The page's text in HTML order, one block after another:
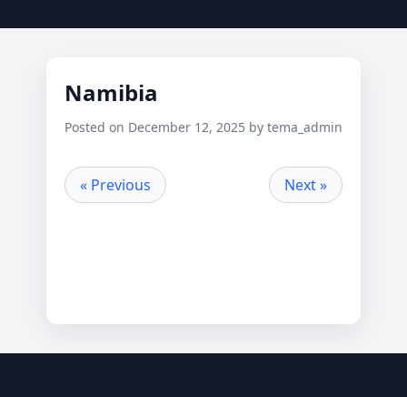
Namibia
Posted on December 12, 2025 by tema_admin
« Previous Next »